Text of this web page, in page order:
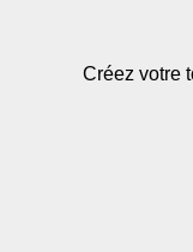
Créez votre